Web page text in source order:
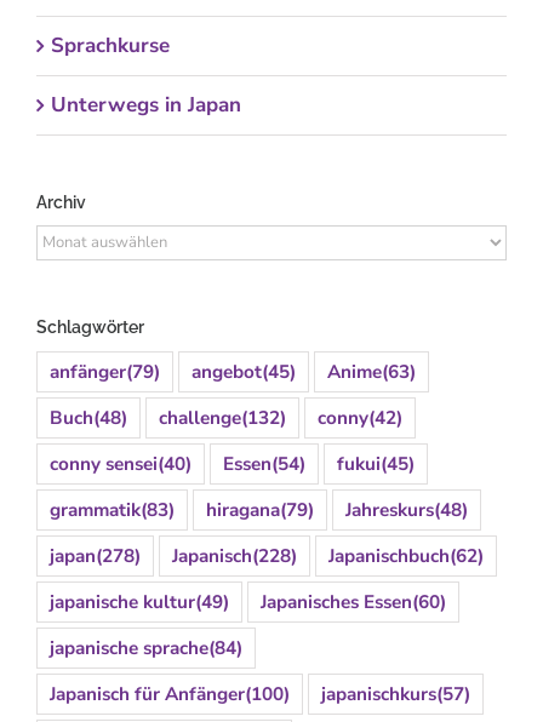
Sprachkurse
Unterwegs in Japan
Archiv
Archiv
Schlagwörter
anfänger(79) angebot(45) Anime(63)
Buch(48) challenge(132) conny(42)
conny sensei(40) Essen(54) fukui(45)
grammatik(83) hiragana(79) Jahreskurs(48)
japan(278) Japanisch(228) Japanischbuch(62)
japanische kultur(49) Japanisches Essen(60)
japanische sprache(84)
Japanisch für Anfänger(100) japanischkurs(57)